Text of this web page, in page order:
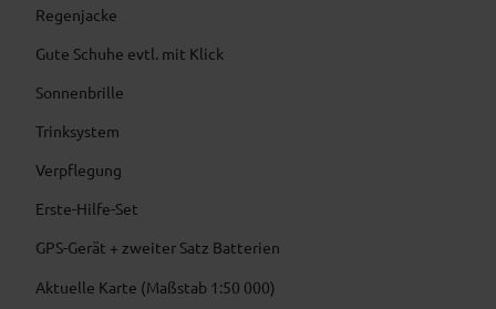
Regenjacke
Gute Schuhe evtl. mit Klick
Sonnenbrille
Trinksystem
Verpflegung
Erste-Hilfe-Set
GPS-Gerät + zweiter Satz Batterien
Aktuelle Karte (Maßstab 1:50 000)